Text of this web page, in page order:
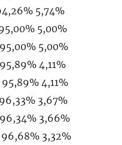
5,74%
5,00%
5,00%
4,11%
4,11%
3,67%
3,66%
96,68% 3,32%